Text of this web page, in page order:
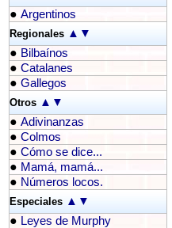
● Argentinos
Regionales ▲ ▼
● Bilbaínos
● Catalanes
● Gallegos
Otros ▲ ▼
● Adivinanzas
● Colmos
● Cómo se dice...
● Mamá, mamá...
● Números locos.
Especiales ▲ ▼
● Leyes de Murphy